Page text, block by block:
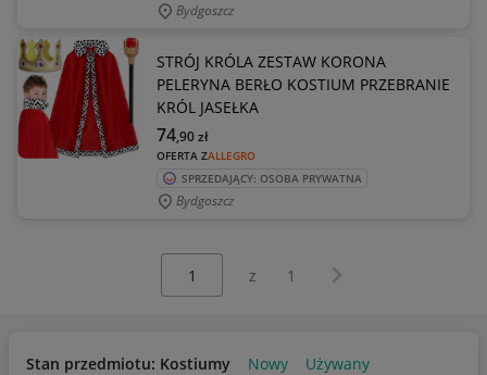
Bydgoszcz
STRÓJ KRÓLA ZESTAW KORONA
PELERYNA BERŁO KOSTIUM PRZEBRANIE
KRÓL JASEŁKA
OFERTA ZALLEGRO
74,90zł
SPRZEDAJĄCY: OSOBA PRYWATNA
Bydgoszcz
z 1 Następna strona
Stan przedmiotu: Kostiumy Nowy Używany